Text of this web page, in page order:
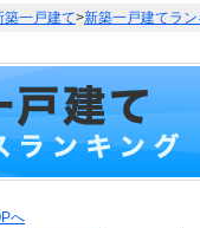
築一戸建て>新築一戸建てラ
へ